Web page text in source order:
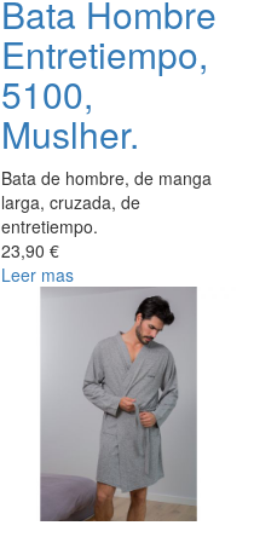
Bata Hombre
Entretiempo,
5100,
Muslher.
Bata de hombre, de manga
larga, cruzada, de
entretiempo.
23,90 €
Leer mas